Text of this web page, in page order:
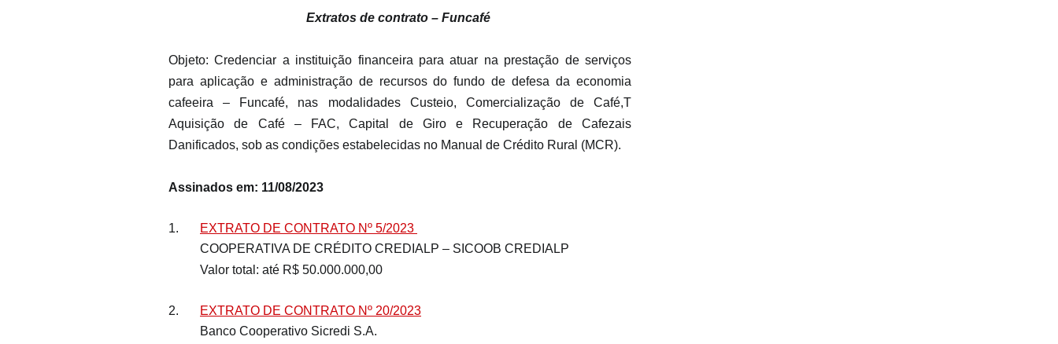
Extratos de contrato – Funcafé
Objeto: Credenciar a instituição financeira para atuar na prestação de serviços
para aplicação e administração de recursos do fundo de defesa da economia
cafeeira – Funcafé, nas modalidades Custeio, Comercialização de Café,T
Aquisição de Café – FAC, Capital de Giro e Recuperação de Cafezais
Danificados, sob as condições estabelecidas no Manual de Crédito Rural (MCR).
Assinados em: 11/08/2023
EXTRATO DE CONTRATO Nº 5/2023
          COOPERATIVA DE CRÉDITO CREDIALP – SICOOB CREDIALP
          Valor total: até R$ 50.000.000,00
EXTRATO DE CONTRATO Nº 20/2023
	Banco Cooperativo Sicredi S.A.